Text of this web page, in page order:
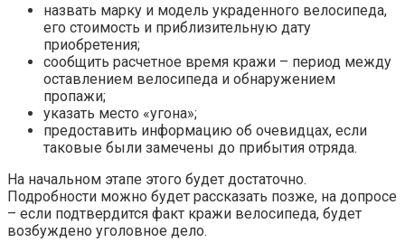
назвать марку и модель украденного велосипеда,
его стоимость и приблизительную дату
приобретения;
сообщить расчетное время кражи – период между
оставлением велосипеда и обнаружением
пропажи;
указать место «угона»;
предоставить информацию об очевидцах, если
таковые были замечены до прибытия отряда.
На начальном этапе этого будет достаточно.
Подробности можно будет рассказать позже, на допросе
– если подтвердится факт кражи велосипеда, будет
возбуждено уголовное дело.